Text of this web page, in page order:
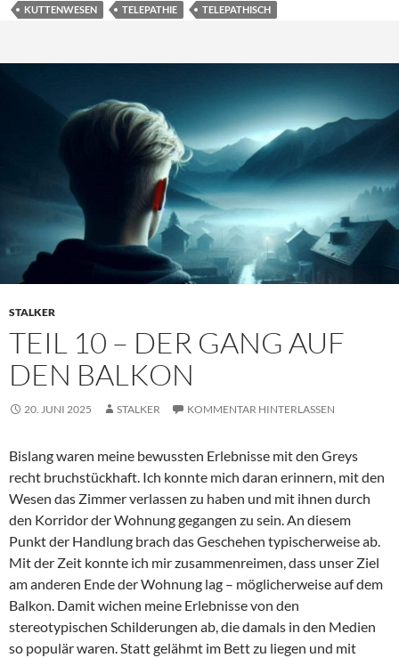
KUTTENWESEN
TELEPATHIE TELEPATHISCH
STALKER
TEIL 10 – DER GANG AUF
DEN BALKON
20. JUNI 2025 STALKER KOMMENTAR HINTERLASSEN
Bislang waren meine bewussten Erlebnisse mit den Greys
recht bruchstückhaft. Ich konnte mich daran erinnern, mit den
Wesen das Zimmer verlassen zu haben und mit ihnen durch
den Korridor der Wohnung gegangen zu sein. An diesem
Punkt der Handlung brach das Geschehen typischerweise ab.
Mit der Zeit konnte ich mir zusammenreimen, dass unser Ziel
am anderen Ende der Wohnung lag – möglicherweise auf dem
Balkon. Damit wichen meine Erlebnisse von den
stereotypischen Schilderungen ab, die damals in den Medien
so populär waren. Statt gelähmt im Bett zu liegen und mit